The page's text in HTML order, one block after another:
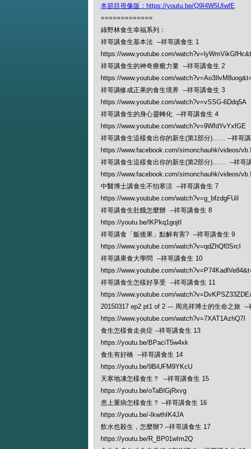
本節目視像版：https://youtu.be/Q9I4W5UIwfE
=============
綠野林食生幸福系列：
祥哥講食生基本法 --祥哥講食生 1
https://www.youtube.com/
祥哥講食生的神奇療癒力量 --祥哥講食生 2
https://www.youtube.com/
祥哥講修成正果的食生境界 --祥哥講食生 3
https://www.youtube.com/watch?v=vSSG-6Ddq5A
祥哥講食生的身心靈轉化 --祥哥講食生 4
https://www.youtube.com/watch?v=9WfdYvYxfGE
祥哥講食生這樣食出你的新生(第1部分)…… --祥哥
https://www.facebook.com/simonchauhk/videos/
祥哥講食生這樣食出你的新生(第2部分)…… --祥哥
https://www.facebook.com/simonchauhk/videos/
中醫博士講食生不怕寒涼 --祥哥講食生 7
https://www.youtube.com/watch?v=g_bfzdgFUiI
祥哥講食生肚餓怎麼辦 --祥哥講食生 8
https://youtu.be/lKPkq1gojtI
祥哥講食「飯後果」點解有害? --祥哥講食生 9
https://www.youtube.com/watch?v=qdZhQf0SrcI
祥哥講果食大學問 --祥哥講食生 10
https://www.youtube.com/
祥哥講食生怎樣好享受 --祥哥講食生 11
https://www.youtube.com/
20150317 ep2 pt1 of 2 --- 周兆祥博士的生命之旅 --
https://www.youtube.com/watch?v=7XAT1AzhQ7I
食生怎樣食走炎症 --祥哥講食生 13
https://youtu.be/BPaciT5w4xk
食生有好橋 --祥哥講食生 14
https://youtu.be/9BiUFM9YKcU
天寒地凍怎樣食生？ --祥哥講食生 15
https://youtu.be/oTaBlGjRxvg
患上重病怎樣食生？ --祥哥講食生 16
https://youtu.be/-IkwthIK4JA
飲水也殺生，怎麼辦? --祥哥講食生 17
https://youtu.be/R_BP01wIm2Q